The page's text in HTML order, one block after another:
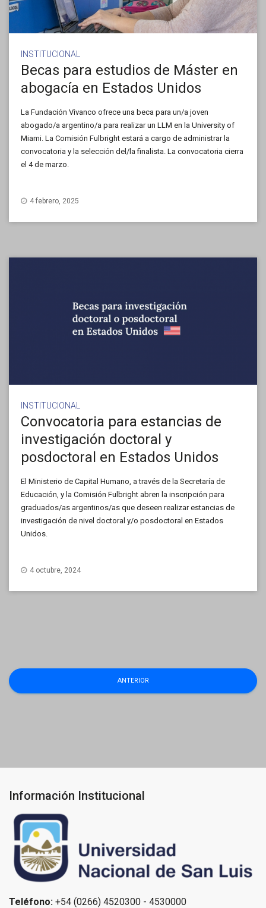
INSTITUCIONAL
Becas para estudios de Máster en
abogacía en Estados Unidos
La Fundación Vivanco ofrece una beca para un/a joven
abogado/a argentino/a para realizar un LLM en la University of
Miami. La Comisión Fulbright estará a cargo de administrar la
convocatoria y la selección del/la finalista. La convocatoria cierra
el 4 de marzo.
4 febrero, 2025
INSTITUCIONAL
Convocatoria para estancias de
investigación doctoral y
posdoctoral en Estados Unidos
El Ministerio de Capital Humano, a través de la Secretaría de
Educación, y la Comisión Fulbright abren la inscripción para
graduados/as argentinos/as que deseen realizar estancias de
investigación de nivel doctoral y/o posdoctoral en Estados
Unidos.
4 octubre, 2024
Navegación
ANTERIOR
Información Institucional
Teléfono: +54 (0266) 4520300 - 4530000